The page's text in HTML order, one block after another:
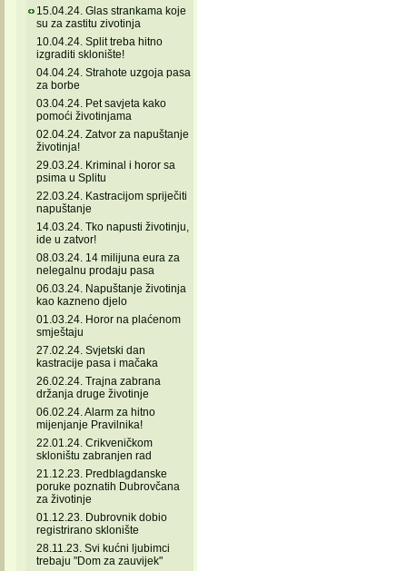
15.04.24. Glas strankama koje
su za zastitu zivotinja
10.04.24. Split treba hitno
izgraditi sklonište!
04.04.24. Strahote uzgoja pasa
za borbe
03.04.24. Pet savjeta kako
pomoći životinjama
02.04.24. Zatvor za napuštanje
životinja!
29.03.24. Kriminal i horor sa
psima u Splitu
22.03.24. Kastracijom spriječiti
napuštanje
14.03.24. Tko napusti životinju,
ide u zatvor!
08.03.24. 14 milijuna eura za
nelegalnu prodaju pasa
06.03.24. Napuštanje životinja
kao kazneno djelo
01.03.24. Horor na plaćenom
smještaju
27.02.24. Svjetski dan
kastracije pasa i mačaka
26.02.24. Trajna zabrana
držanja druge životinje
06.02.24. Alarm za hitno
mijenjanje Pravilnika!
22.01.24. Crikveničkom
skloništu zabranjen rad
21.12.23. Predblagdanske
poruke poznatih Dubrovčana
za životinje
01.12.23. Dubrovnik dobio
registrirano sklonište
28.11.23. Svi kućni ljubimci
trebaju "Dom za zauvijek"